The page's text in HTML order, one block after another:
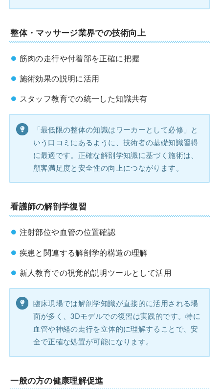
整体・マッサージ業界での技術向上
筋肉の走行や付着部を正確に把握
施術効果の説明に活用
スタッフ教育での統一した知識共有
「最低限の整体の知識はワーカーとして必修」と
いう口コミにあるように、技術者の基礎知識習得
に最適です。正確な解剖学知識に基づく施術は、
顧客満足度と安全性の向上につながります。
看護師の解剖学復習
注射部位や血管の位置確認
疾患と関連する解剖学的構造の理解
新人教育での視覚的説明ツールとして活用
臨床現場では解剖学知識が直接的に活用される場
面が多く、3Dモデルでの復習は実践的です。特に
血管や神経の走行を立体的に理解することで、安
全で正確な処置が可能になります。
一般の方の健康理解促進